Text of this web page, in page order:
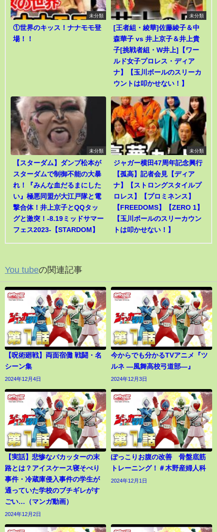
未分類
①世界のキッス！ナナモモ登
場！！
未分類
[王者組・綾華]佐藤綾子＆中
森華子 vs 井上京子＆井上貴
子[挑戦者組・W井上]【ワー
ルド女子プロレス・ディア
ナ】【玉川ボールのスリーカ
ウントは叩かせない！】
未分類
【スターダム】ダンプ松本が
スターダムで制御不能の大暴
れ！『みんな血だるまにした
い』極悪同盟が大江戸隊と電
撃合体！井上京子とQQタッ
グと激突！-8.19ミッドサマー
フェス2023-【STARDOM】
未分類
ジャガー横田47周年記念興行
【孤高】記者会見【ディア
ナ】【ストロングスタイルプ
ロレス】【プロミネンス】
【FREEDOMS】【ZERO 1】
【玉川ボールのスリーカウン
トは叩かせない！】
You tubeの関連記事
【呪術廻戦】両面宿儺 戦闘・名
シーン集
2024年12月4日
今からでも分かるTVアニメ『ツ
ルネ ―風舞高校弓道部―』
2024年12月3日
【実話】悲惨なバカッターの末
路とは？アイスケース寝そべり
事件・冷蔵庫侵入事件の学生が
通っていた学校のブチギレがす
ごい…（マンガ動画）
2024年12月2日
ぽっこりお腹の改善 骨盤底筋
トレーニング！＃木野産婦人科
2024年12月1日